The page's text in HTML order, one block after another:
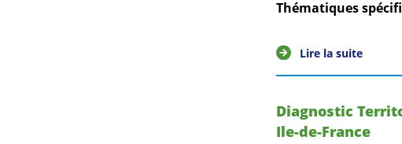
Thématiques
Lire la suite
Diagnostic
Ile-de-France